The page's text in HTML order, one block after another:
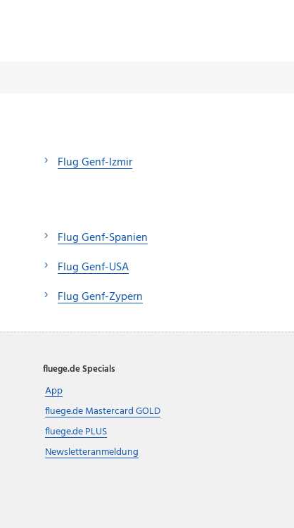
Flug Genf-Izmir
Flug Genf-Spanien
Flug Genf-USA
Flug Genf-Zypern